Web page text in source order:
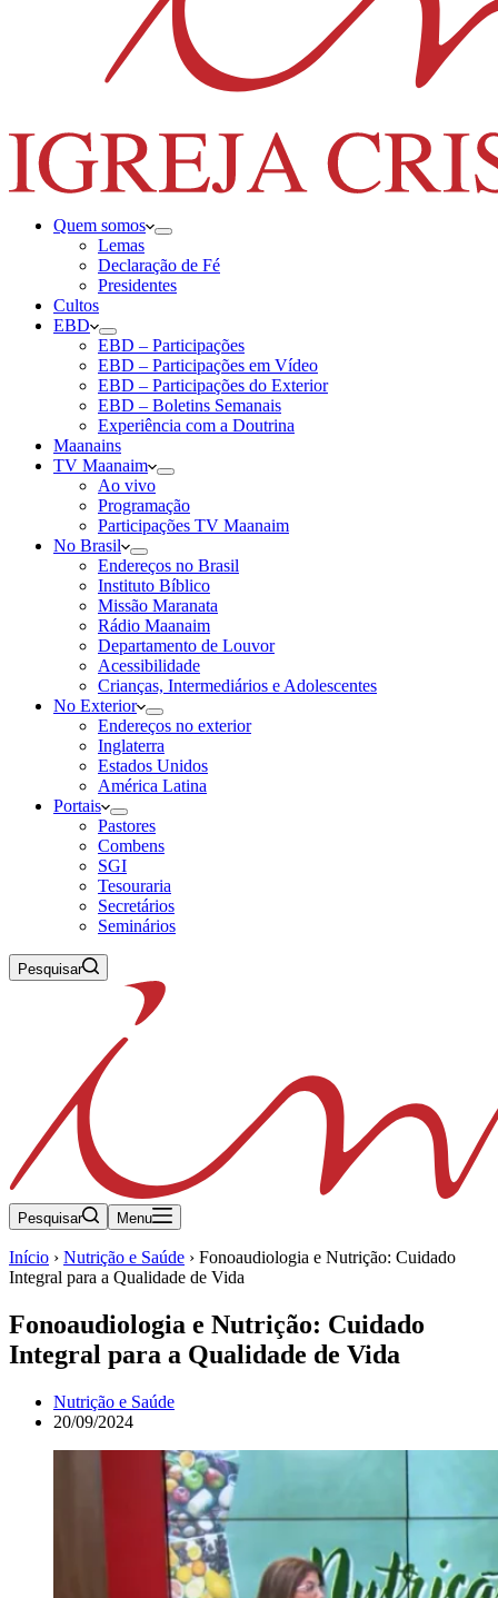
Quem somos
Lemas
Declaração de Fé
Presidentes
Cultos
EBD
EBD – Participações
EBD – Participações em Vídeo
EBD – Participações do Exterior
EBD – Boletins Semanais
Experiência com a Doutrina
Maanains
TV Maanaim
Ao vivo
Programação
Participações TV Maanaim
No Brasil
Endereços no Brasil
Instituto Bíblico
Missão Maranata
Rádio Maanaim
Departamento de Louvor
Acessibilidade
Crianças, Intermediários e Adolescentes
No Exterior
Endereços no exterior
Inglaterra
Estados Unidos
América Latina
Portais
Pastores
Combens
SGI
Tesouraria
Secretários
Seminários
Pesquisar
Pesquisar Menu
Início › Nutrição e Saúde › Fonoaudiologia e Nutrição: Cuidado
Integral para a Qualidade de Vida
Fonoaudiologia e Nutrição: Cuidado
Integral para a Qualidade de Vida
Nutrição e Saúde
20/09/2024